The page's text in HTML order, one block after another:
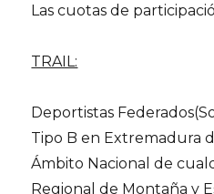
Las cuotas de
TRAIL:
Deportistas
Tipo B en Extremadura
Ámbito Nacional de
Regional de Montaña y